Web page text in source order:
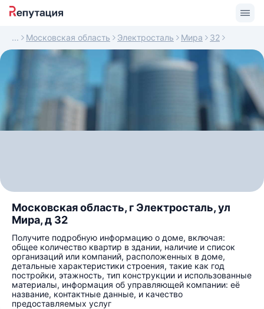
Московская область Электросталь Мира 32
Московская область, г Электросталь, ул
Мира, д 32
Получите подробную информацию о доме, включая:
общее количество квартир в здании, наличие и список
организаций или компаний, расположенных в доме,
детальные характеристики строения, такие как год
постройки, этажность, тип конструкции и использованные
материалы, информация об управляющей компании: её
название, контактные данные, и качество
предоставляемых услуг